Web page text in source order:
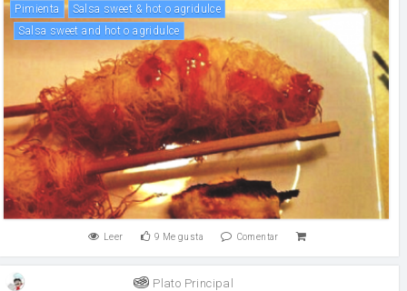
pimienta
Salsa sweet & hot o agridulce
Salsa sweet and hot o agridulce
Leer 9 Me gusta Comentar
Plato Principal